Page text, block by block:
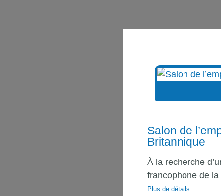
Salon de
Britannique
À la recherche
francophone de
Plus de détails